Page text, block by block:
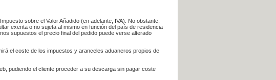
sobre el Valor Añadido (en adelante, IVA). No obstante,
exenta o no sujeta al mismo en función del país de residencia
supuestos el precio final del pedido puede verse alterado
el coste de los impuestos y aranceles aduaneros propios de
pudiendo el cliente proceder a su descarga sin pagar coste